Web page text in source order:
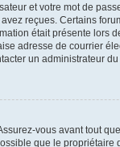
et votre mot de
reçues. Certains
était présente lors
adresse de courrier
un administrateur du
vous avant tout
que le